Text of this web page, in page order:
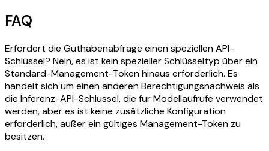
FAQ
Erfordert die Guthabenabfrage einen speziellen API-
Schlüssel? Nein, es ist kein spezieller Schlüsseltyp über ein
Standard-Management-Token hinaus erforderlich. Es
handelt sich um einen anderen Berechtigungsnachweis als
die Inferenz-API-Schlüssel, die für Modellaufrufe verwendet
werden, aber es ist keine zusätzliche Konfiguration
erforderlich, außer ein gültiges Management-Token zu
besitzen.